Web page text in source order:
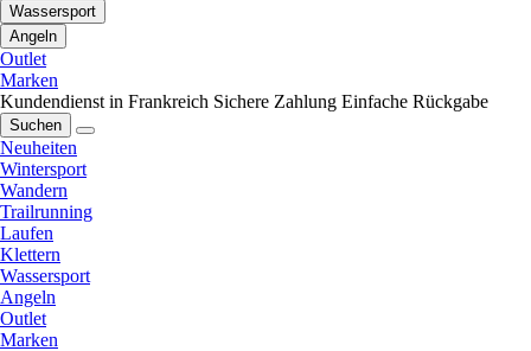
Wassersport
Angeln
Outlet
Marken
Kundendienst in Frankreich Sichere Zahlung Einfache Rückgabe
Suchen
Neuheiten
Wintersport
Wandern
Trailrunning
Laufen
Klettern
Wassersport
Angeln
Outlet
Marken